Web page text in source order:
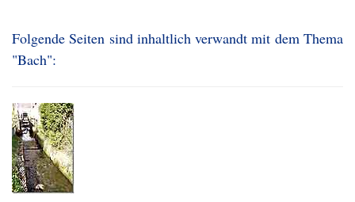
Folgende Seiten sind inhaltlich verwandt mit dem Thema
"Bach":